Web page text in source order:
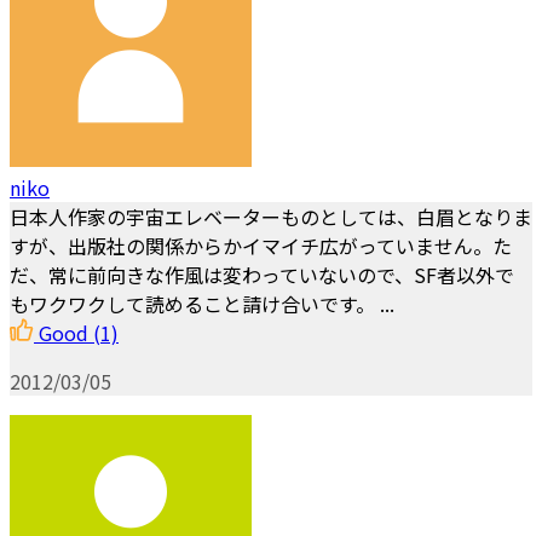
niko
日本人作家の宇宙エレベーターものとしては、白眉となりま
すが、出版社の関係からかイマイチ広がっていません。た
だ、常に前向きな作風は変わっていないので、SF者以外で
もワクワクして読めること請け合いです。 ...
Good (1)
2012/03/05